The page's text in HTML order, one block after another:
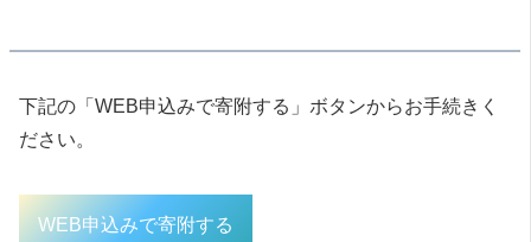
下記の「WEB申込みで寄附する」ボタンからお手続きく
ださい。
WEB申込みで寄附する